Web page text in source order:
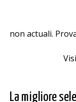
non actuali.
La migliore